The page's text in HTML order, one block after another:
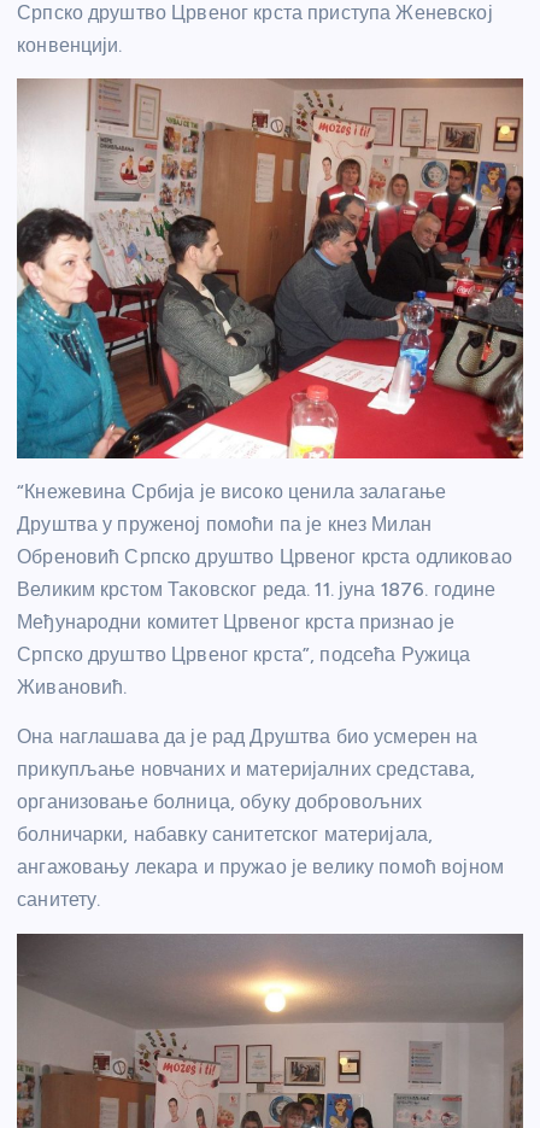
Српско друштво Црвеног крста приступа Женевској
конвенцији.
“Кнежевина Србија је високо ценила залагање
Друштва у пруженој помоћи па је кнез Милан
Обреновић Српско друштво Црвеног крста одликовао
Великим крстом Таковског реда. 11. јуна 1876. године
Међународни комитет Црвеног крста признао је
Српско друштво Црвеног крста”, подсећа Ружица
Живановић.
Она наглашава да је рад Друштва био усмерен на
прикупљање новчаних и материјалних средстава,
организовање болница, обуку добровољних
болничарки, набавку санитетског материјала,
ангажовању лекара и пружао је велику помоћ војном
санитету.